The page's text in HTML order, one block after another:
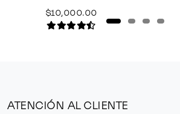
$10,000.00
ATENCIÓN AL CLIENTE